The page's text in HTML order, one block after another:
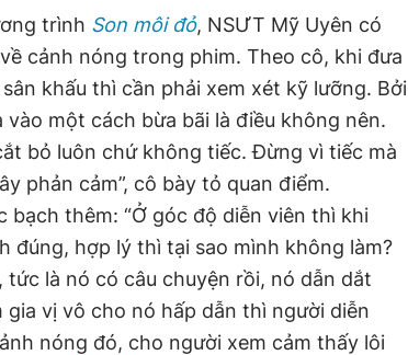
trình Son môi đỏ, NSƯT Mỹ Uyên có
cảnh nóng trong phim. Theo cô, khi đưa
khấu thì cần phải xem xét kỹ lưỡng. Bởi
một cách bừa bãi là điều không nên.
bỏ luôn chứ không tiếc. Đừng vì tiếc mà
phản cảm”, cô bày tỏ quan điểm.
bạch thêm: “Ở góc độ diễn viên thì khi
đúng, hợp lý thì tại sao mình không làm?
tức là nó có câu chuyện rồi, nó dẫn dắt
vị vô cho nó hấp dẫn thì người diễn
nóng đó, cho người xem cảm thấy lôi